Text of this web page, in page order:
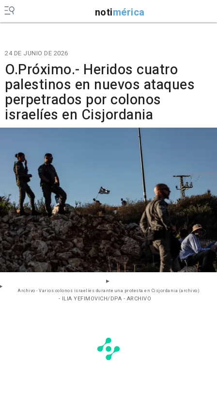
notimérica
24 DE JUNIO DE 2026
O.Próximo.- Heridos cuatro
palestinos en nuevos ataques
perpetrados por colonos
israelíes en Cisjordania
Archivo - Varios colonos israelíes durante una protesta en Cisjordania (archivo)
- ILIA YEFIMOVICH/DPA - ARCHIVO